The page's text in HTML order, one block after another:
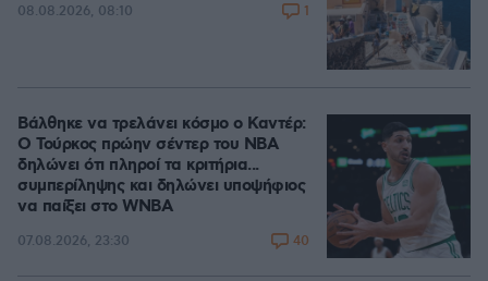
08.08.2026, 08:10 1
Βάλθηκε να τρελάνει κόσμο ο Καντέρ:
Ο Τούρκος πρώην σέντερ του NBA
δηλώνει ότι πληροί τα κριτήρια...
συμπερίληψης και δηλώνει υποψήφιος
να παίξει στο WNBA
07.08.2026, 23:30 40